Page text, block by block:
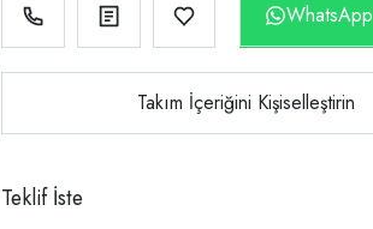
WhatsApp
Takım İçeriğini Kişiselleştirin
Teklif İste